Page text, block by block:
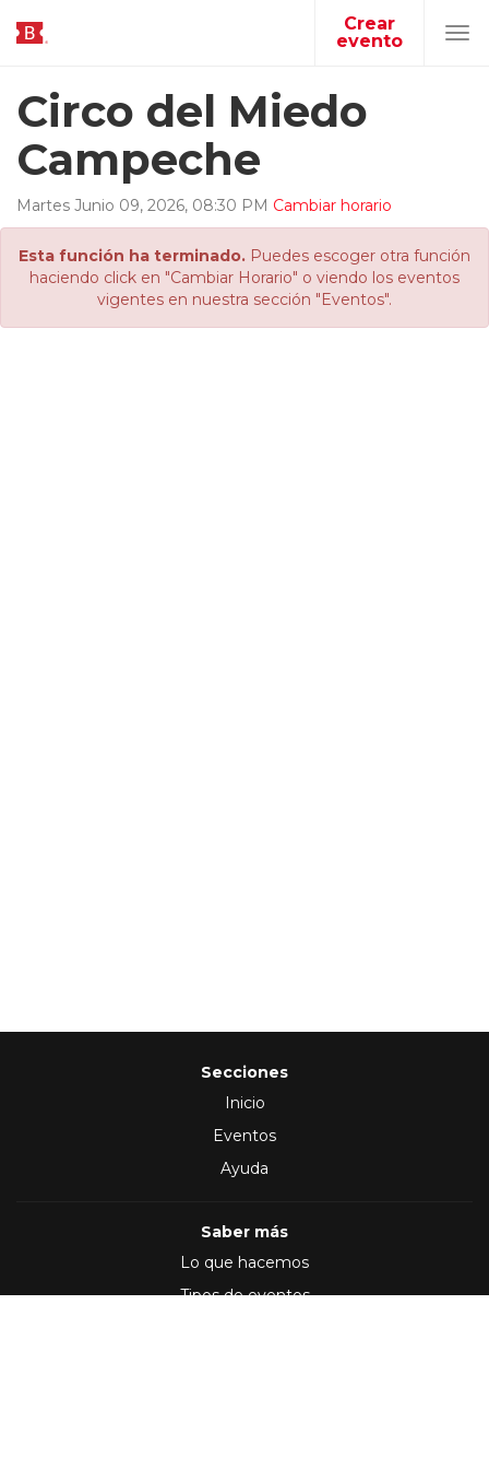
Crear
evento
Circo del Miedo
Campeche
Martes Junio 09, 2026, 08:30 PM Cambiar horario
Esta función ha terminado. Puedes escoger otra función
haciendo click en "Cambiar Horario" o viendo los eventos
vigentes en nuestra sección "Eventos".
Secciones
Inicio
Eventos
Ayuda
Saber más
Lo que hacemos
Tipos de eventos